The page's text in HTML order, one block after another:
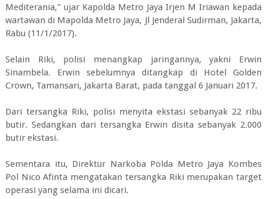
Mediterania," ujar Kapolda Metro Jaya Irjen M Iriawan kepada
wartawan di Mapolda Metro Jaya, Jl Jenderal Sudirman, Jakarta,
Rabu (11/1/2017).
Selain Riki, polisi menangkap jaringannya, yakni Erwin
Sinambela. Erwin sebelumnya ditangkap di Hotel Golden
Crown, Tamansari, Jakarta Barat, pada tanggal 6 Januari 2017.
Dari tersangka Riki, polisi menyita ekstasi sebanyak 22 ribu
butir. Sedangkan dari tersangka Erwin disita sebanyak 2.000
butir ekstasi.
Sementara itu, Direktur Narkoba Polda Metro Jaya Kombes
Pol Nico Afinta mengatakan tersangka Riki merupakan target
operasi yang selama ini dicari.